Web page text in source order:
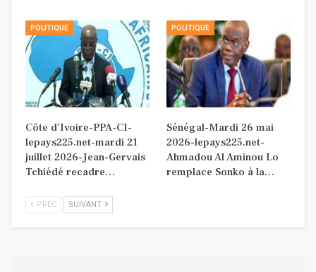
POLITIQUE
Côte d’Ivoire-PPA-CI-
lepays225.net-mardi 21
juillet 2026-Jean-Gervais
Tchiédé recadre…
POLITIQUE
Sénégal-Mardi 26 mai
2026-lepays225.net-
Ahmadou Al Aminou Lo
remplace Sonko à la…
PREC SUIVANT